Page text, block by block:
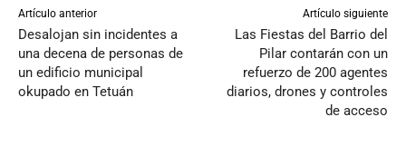
Artículo anterior
Desalojan sin incidentes a
una decena de personas de
un edificio municipal
okupado en Tetuán
Artículo siguiente
Las Fiestas del Barrio del
Pilar contarán con un
refuerzo de 200 agentes
diarios, drones y controles
de acceso